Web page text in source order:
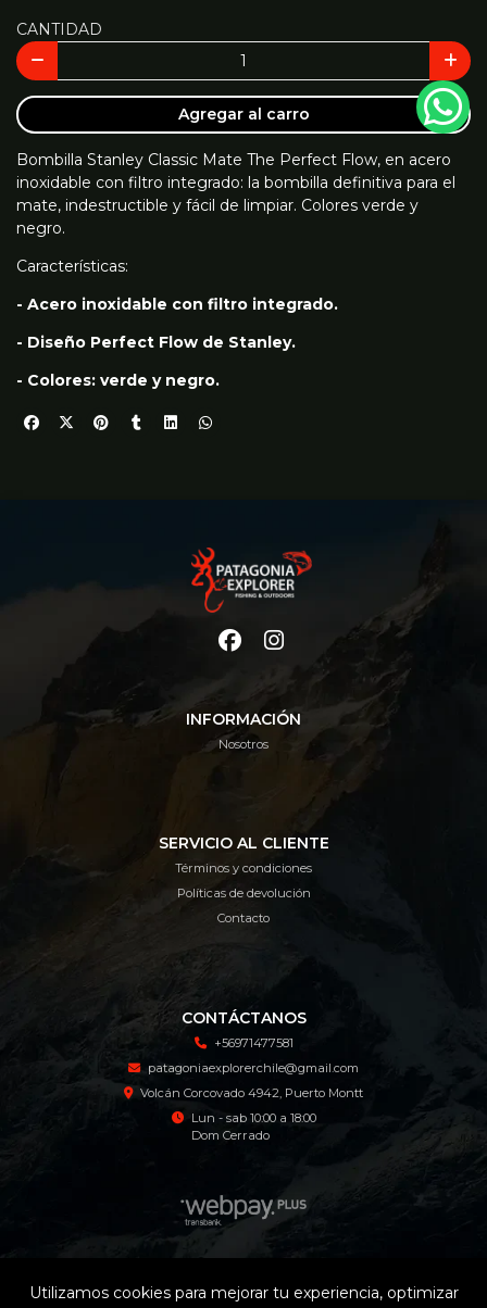
CANTIDAD
Agregar al carro
Bombilla Stanley Classic Mate The Perfect Flow, en acero
inoxidable con filtro integrado: la bombilla definitiva para el
mate, indestructible y fácil de limpiar. Colores verde y
negro.
Características:
- Acero inoxidable con filtro integrado.
- Diseño Perfect Flow de Stanley.
- Colores: verde y negro.
INFORMACIÓN
Nosotros
SERVICIO AL CLIENTE
Términos y condiciones
Políticas de devolución
Contacto
CONTÁCTANOS
+56971477581
patagoniaexplorerchile@gmail.com
Volcán Corcovado 4942, Puerto Montt
Lun - sab 10:00 a 18:00
Dom Cerrado
Patagonia Explorer Tienda Online © 2026
¿Te gusta mi tienda? Yo vendo conBsale
Utilizamos cookies para mejorar tu experiencia, optimizar